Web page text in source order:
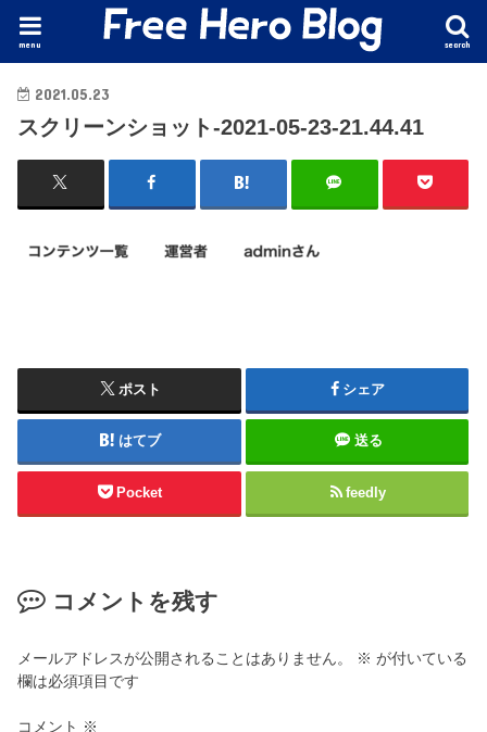
search
menu
2021.05.23
スクリーンショット-2021-05-23-21.44.41
ポスト シェア
はてブ 送る
Pocket feedly
コメントを残す
メールアドレスが公開されることはありません。 ※ が付いている
欄は必須項目です
コメント ※